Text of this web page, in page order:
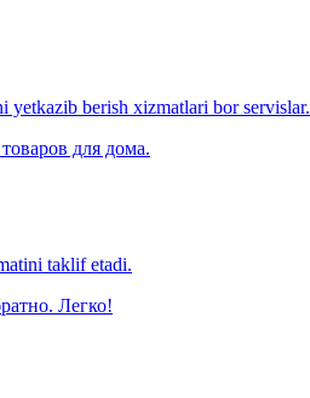
berish xizmatlari bor servislar.
для дома.
taklif etadi.
Легко!